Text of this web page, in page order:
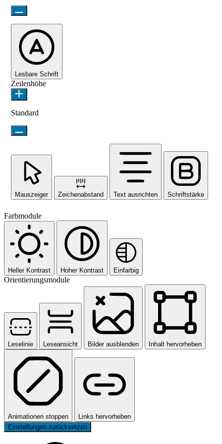
Lesbare Schrift
Zeilenhöhe
Standard
Mauszeiger Zeichenabstand Text ausrichten Schriftstärke
Farbmodule
Heller Kontrast Hoher Kontrast Einfarbig
Orientierungsmodule
Leselinie Leseansicht Bilder ausblenden Inhalt hervorheben
Animationen stoppen
Links hervorheben
Einstellungen zurücksetzen